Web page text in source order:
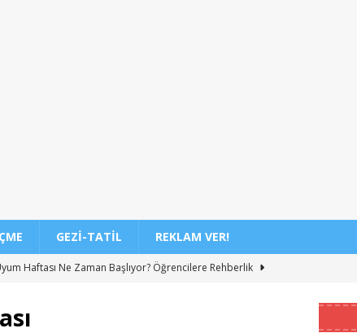
GEZI-TATIL REKLAM VER!
Haftası Ne Zaman Başlıyor? Öğrencilere Rehberlik
ve Mühendislik Birliği: Yeni Nesil Sağlık Uzmanları